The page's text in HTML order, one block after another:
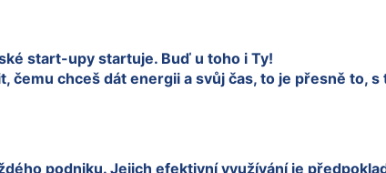
start-upy startuje. Buď u toho i Ty!
čemu chceš dát energii a svůj čas, to je přesně to, s
podniku. Jejich efektivní využívání je